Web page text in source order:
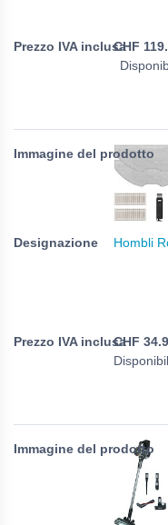
CHF
Hombli
CHF